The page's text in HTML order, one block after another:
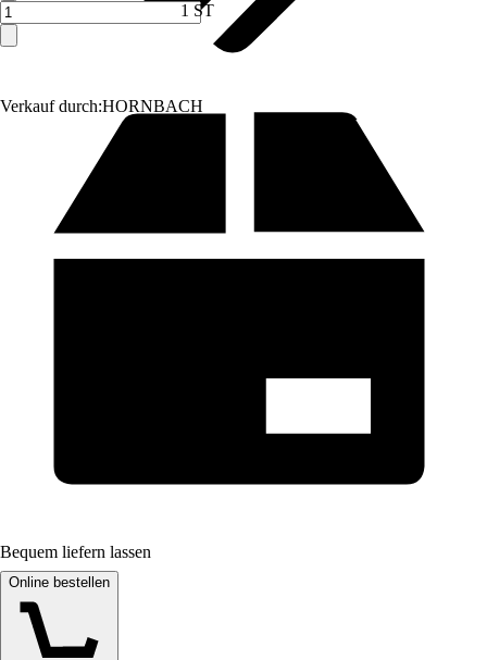
Verkauf durch:HORNBACH
1 ST
Bequem liefern lassen
Online bestellen